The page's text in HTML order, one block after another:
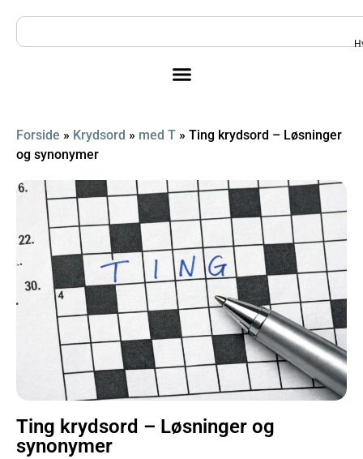
Forside » Krydsord » med T » Ting krydsord – Løsninger
og synonymer
Ting krydsord – Løsninger og
synonymer